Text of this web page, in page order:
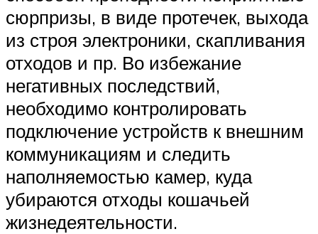
сюрпризы, в виде протечек, выхода
из строя электроники, скапливания
отходов и пр. Во избежание
негативных последствий,
необходимо контролировать
подключение устройств к внешним
коммуникациям и следить
наполняемостью камер, куда
убираются отходы кошачьей
жизнедеятельности.